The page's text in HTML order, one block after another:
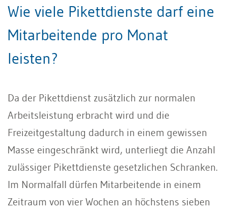
Wie viele Pikettdienste darf eine
Mitarbeitende pro Monat
leisten?
Da der Pikettdienst zusätzlich zur normalen
Arbeitsleistung erbracht wird und die
Freizeitgestaltung dadurch in einem gewissen
Masse eingeschränkt wird, unterliegt die Anzahl
zulässiger Pikettdienste gesetzlichen Schranken.
Im Normalfall dürfen Mitarbeitende in einem
Zeitraum von vier Wochen an höchstens sieben